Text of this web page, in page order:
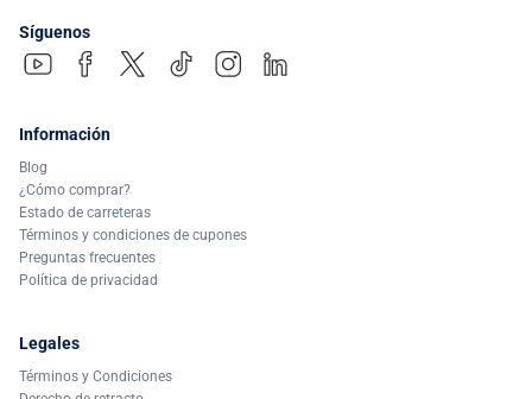
Síguenos
Información
Blog
¿Cómo comprar?
Estado de carreteras
Términos y condiciones de cupones
Preguntas frecuentes
Política de privacidad
Legales
Términos y Condiciones